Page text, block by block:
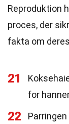
Reproduktion
proces, der
fakta om
21
for
22